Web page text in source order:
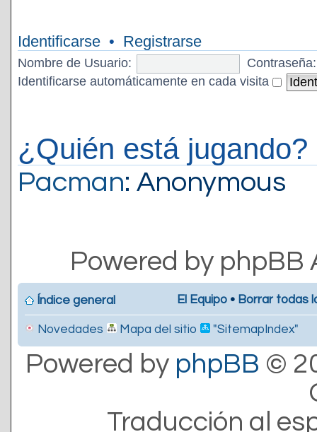
Identificarse • Registrarse
Nombre de Usuario:
Contraseña:
Identificarse automáticamente en cada visita
¿Quién está jugando?
Pacman: Anonymous
Powered by
Índice general El Equipo • Borrar todas
Novedades Mapa del sitio "SitemapIndex"
Powered by phpBB ©
Traducción al